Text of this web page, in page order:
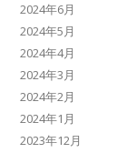
2024年6月
2024年5月
2024年4月
2024年3月
2024年2月
2024年1月
2023年12月